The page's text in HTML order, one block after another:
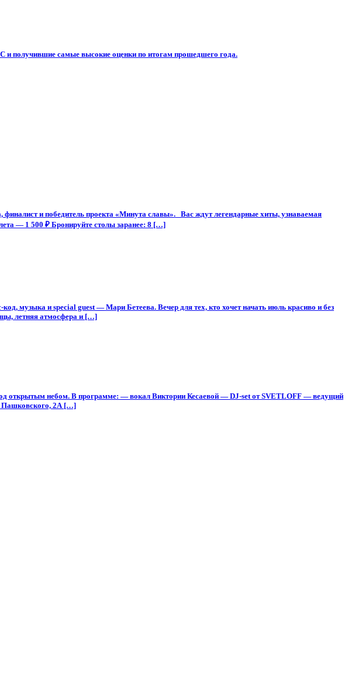
и получившие самые высокие оценки по итогам прошедшего года.
и победитель проекта «Минута славы». Вас ждут легендарные хиты, узнаваемая
— 1 500 ₽ Бронируйте столы заранее: 8 […]
и special guest — Мари Бетеева. Вечер для тех, кто хочет начать июль красиво и без
летняя атмосфера и […]
открытым небом. В программе: — вокал Виктории Кесаевой — DJ-set от SVETLOFF — ведущий
Пашковского, 2А […]